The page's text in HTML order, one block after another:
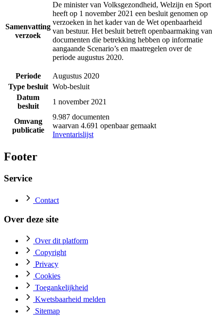
Samenvatting
verzoek
De minister van Volksgezondheid, Welzijn en Sport
heeft op 1 november 2021 een besluit genomen op
verzoeken in het kader van de Wet openbaarheid
van bestuur. Het besluit betreft openbaarmaking van
documenten die betrekking hebben op informatie
aangaande Scenario’s en maatregelen over de
periode augustus 2020.
Periode
Augustus 2020
Type besluit Wob-besluit
Datum
besluit
1 november 2021
Omvang
publicatie
9.987 documenten
waarvan 4.691 openbaar gemaakt
Inventarislijst
Footer
Service
Contact
Over deze site
Over dit platform
Copyright
Privacy
Cookies
Toegankelijkheid
Kwetsbaarheid melden
Sitemap